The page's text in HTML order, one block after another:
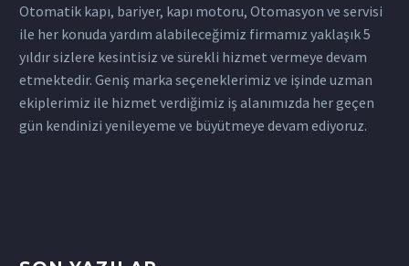
Otomatik kapı, bariyer, kapı motoru, Otomasyon ve servisi
ile her konuda yardım alabileceğimiz firmamız yaklaşık 5
yıldır sizlere kesintisiz ve sürekli hizmet vermeye devam
etmektedir. Geniş marka seçeneklerimiz ve işinde uzman
ekiplerimiz ile hizmet verdiğimiz iş alanımızda her geçen
gün kendinizi yenileyeme ve büyütmeye devam ediyoruz.